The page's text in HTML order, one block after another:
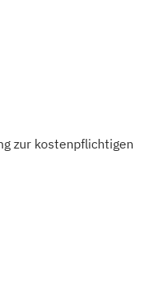
zur kostenpflichtigen